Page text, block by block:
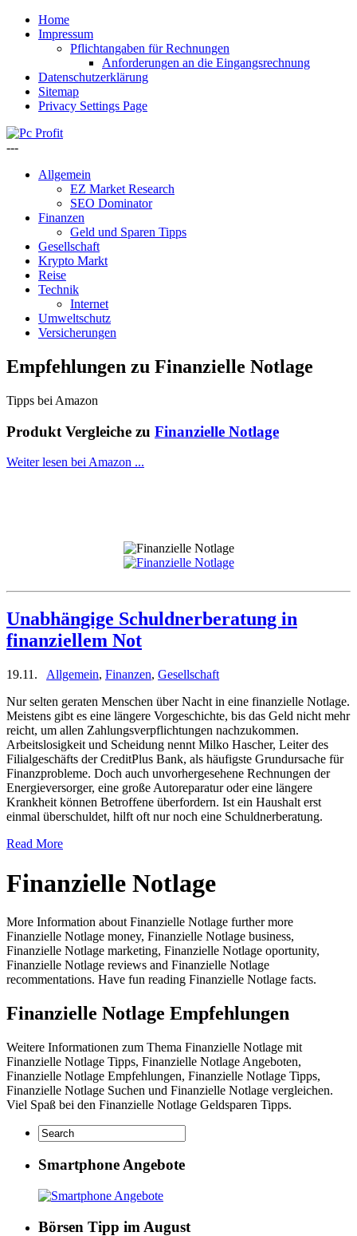
Home
Impressum
Pflichtangaben für Rechnungen
Anforderungen an die Eingangsrechnung
Datenschutzerklärung
Sitemap
Privacy Settings Page
---
Allgemein
EZ Market Research
SEO Dominator
Finanzen
Geld und Sparen Tipps
Gesellschaft
Krypto Markt
Reise
Technik
Internet
Umweltschutz
Versicherungen
Empfehlungen zu Finanzielle Notlage
Tipps bei Amazon
Produkt Vergleiche zu Finanzielle Notlage
Weiter lesen bei Amazon ...
Unabhängige Schuldnerberatung in
finanziellem Not
19.11. Allgemein, Finanzen, Gesellschaft
Nur selten geraten Menschen über Nacht in eine finanzielle Notlage.
Meistens gibt es eine längere Vorgeschichte, bis das Geld nicht mehr
reicht, um allen Zahlungsverpflichtungen nachzukommen.
Arbeitslosigkeit und Scheidung nennt Milko Hascher, Leiter des
Filialgeschäfts der CreditPlus Bank, als häufigste Grundursache für
Finanzprobleme. Doch auch unvorhergesehene Rechnungen der
Energieversorger, eine große Autoreparatur oder eine längere
Krankheit können Betroffene überfordern. Ist ein Haushalt erst
einmal überschuldet, hilft oft nur noch eine Schuldnerberatung.
Read More
Finanzielle Notlage
More Information about Finanzielle Notlage further more
Finanzielle Notlage money, Finanzielle Notlage business,
Finanzielle Notlage marketing, Finanzielle Notlage oportunity,
Finanzielle Notlage reviews and Finanzielle Notlage
recommentations. Have fun reading Finanzielle Notlage facts.
Finanzielle Notlage Empfehlungen
Weitere Informationen zum Thema Finanzielle Notlage mit
Finanzielle Notlage Tipps, Finanzielle Notlage Angeboten,
Finanzielle Notlage Empfehlungen, Finanzielle Notlage Tipps,
Finanzielle Notlage Suchen und Finanzielle Notlage vergleichen.
Viel Spaß bei den Finanzielle Notlage Geldsparen Tipps.
Smartphone Angebote
Börsen Tipp im August